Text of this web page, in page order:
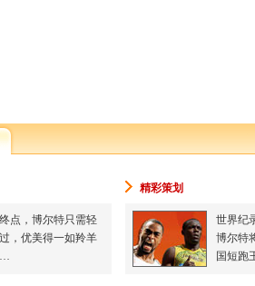
点，博尔特只需轻
，优美得一如羚羊
精彩策划
世界纪
博尔特
国短